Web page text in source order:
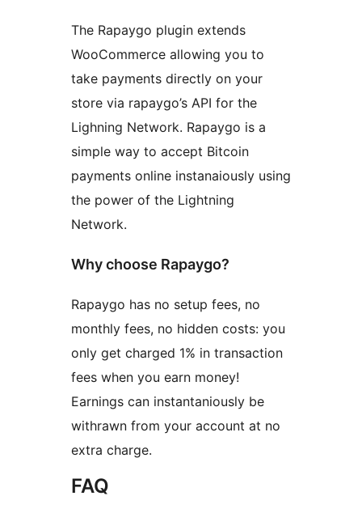
The Rapaygo plugin extends
WooCommerce allowing you to
take payments directly on your
store via rapaygo’s API for the
Lighning Network. Rapaygo is a
simple way to accept Bitcoin
payments online instanaiously using
the power of the Lightning
Network.
Why choose Rapaygo?
Rapaygo has no setup fees, no
monthly fees, no hidden costs: you
only get charged 1% in transaction
fees when you earn money!
Earnings can instantaniously be
withrawn from your account at no
extra charge.
FAQ